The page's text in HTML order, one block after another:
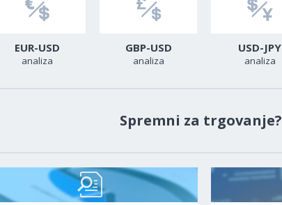
EUR-USD
analiza
GBP-USD
analiza
USD-JPY
analiza
Spremni za trgovanje?